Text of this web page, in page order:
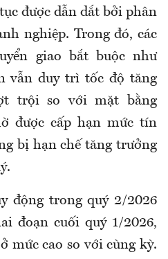
được dẫn dắt bởi phân
nghiệp. Trong đó, các
giao bắt buộc như
vẫn duy trì tốc độ tăng
trội so với mặt bằng
được cấp hạn mức tín
bị hạn chế tăng trưởng
động trong quý 2/2026
đoạn cuối quý 1/2026,
mức cao so với cùng kỳ.